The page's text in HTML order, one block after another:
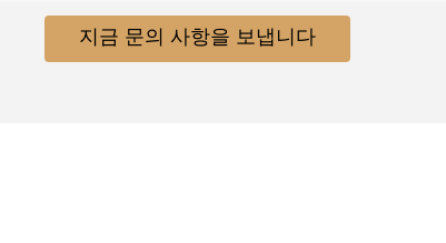
지금 문의 사항을 보냅니다